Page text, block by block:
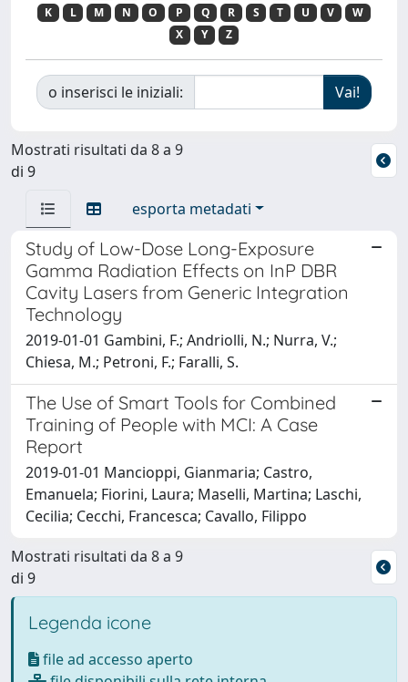
K
L M N O P Q R S T U V
W
X
Y Z
o inserisci le iniziali:
Mostrati risultati da 8 a 9
di 9
esporta metadati
Study of Low-Dose Long-Exposure
Gamma Radiation Effects on InP DBR
Cavity Lasers from Generic Integration
Technology
2019-01-01 Gambini, F.; Andriolli, N.; Nurra, V.;
Chiesa, M.; Petroni, F.; Faralli, S.
The Use of Smart Tools for Combined
Training of People with MCI: A Case
Report
2019-01-01 Mancioppi, Gianmaria; Castro,
Emanuela; Fiorini, Laura; Maselli, Martina; Laschi,
Cecilia; Cecchi, Francesca; Cavallo, Filippo
Mostrati risultati da 8 a 9
di 9
Legenda icone
file ad accesso aperto